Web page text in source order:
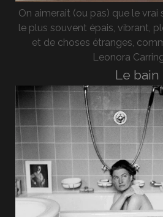
On aimerait (ou pas) que le
le plus souvent épais, vibrant,
et de choses étranges,
Leonora
Le bain